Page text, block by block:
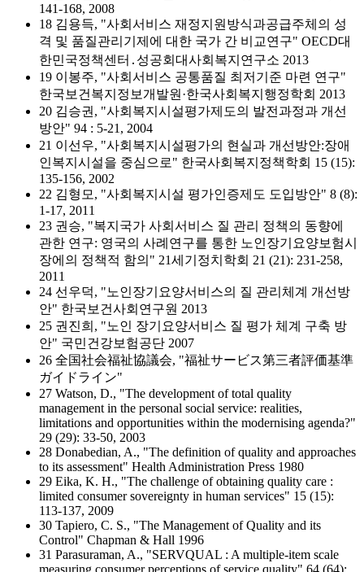
141-168, 2008
18 김용득, "사회서비스 재정지원방식과공급주체의 성
격 및 품질관리기제에 대한 국가 간 비교연구" OECD대
한민국정책센터․성공회대사회복지연구소 2013
19 이봉주, "사회서비스 공통품질 최저기준 마련 연구"
한국보건복지정보개발원·한국사회복지행정학회 2013
20 김승권, "사회복지시설평가제도의 발전과정과 개선
방안" 94 : 5-21, 2004
21 이선우, "사회복지시설평가의 현실과 개선방안:장애
인복지시설을 중심으로" 한국사회복지정책학회 15 (15):
135-156, 2002
22 김형모, "사회복지시설 평가인증제도 도입방안" 8 (8):
1-17, 2011
23 권승, "복지국가 사회서비스 질 관리 정책의 동향에
관한 연구: 영국의 사례연구를 통한 노인장기요양보험시
장에의 정책적 함의" 21세기정치학회 21 (21): 231-258,
2011
24 선우덕, "노인장기요양서비스의 질 관리체계 개선방
안" 한국보건사회연구원 2013
25 권진희, "노인 장기요양서비스 질 평가 체계 구축 방
안" 국민건강보험공단 2007
26 全国社会福祉協議会, "福祉サービス第三者評価基準
ガイドライン"
27 Watson, D., "The development of total quality
management in the personal social service: realities,
limitations and opportunities within the modernising agenda?"
29 (29): 33-50, 2003
28 Donabedian, A., "The definition of quality and approaches
to its assessment" Health Administration Press 1980
29 Eika, K. H., "The challenge of obtaining quality care :
limited consumer sovereignty in human services" 15 (15):
113-137, 2009
30 Tapiero, C. S., "The Management of Quality and its
Control" Chapman & Hall 1996
31 Parasuraman, A., "SERVQUAL : A multiple-item scale
measuring consumer perceptions of service quality" 64 (64):